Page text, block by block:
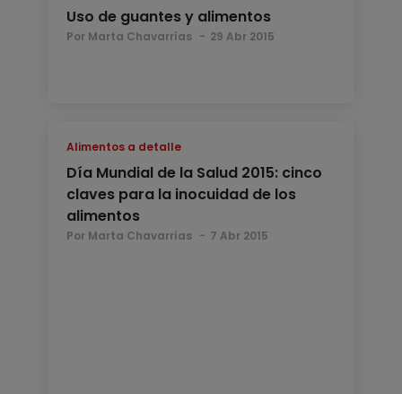
Uso de guantes y alimentos
Por Marta Chavarrías 29 Abr 2015
Alimentos a detalle
Día Mundial de la Salud 2015: cinco
claves para la inocuidad de los
alimentos
Por Marta Chavarrías 7 Abr 2015